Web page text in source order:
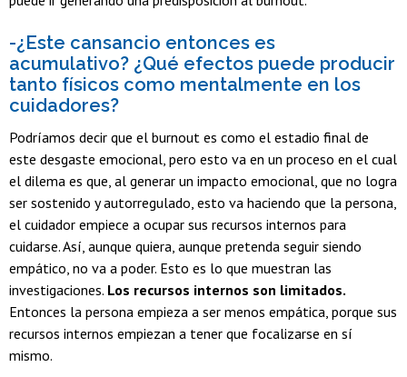
-¿Este cansancio entonces es
acumulativo? ¿Qué efectos puede producir
tanto físicos como mentalmente en los
cuidadores?
Podríamos decir que el burnout es como el estadio final de
este desgaste emocional, pero esto va en un proceso en el cual
el dilema es que, al generar un impacto emocional, que no logra
ser sostenido y autorregulado, esto va haciendo que la persona,
el cuidador empiece a ocupar sus recursos internos para
cuidarse. Así, aunque quiera, aunque pretenda seguir siendo
empático, no va a poder. Esto es lo que muestran las
investigaciones. Los recursos internos son limitados.
Entonces la persona empieza a ser menos empática, porque sus
recursos internos empiezan a tener que focalizarse en sí
mismo.